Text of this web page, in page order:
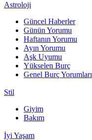
Astroloji
Güncel Haberler
Günün Yorumu
Haftanın Yorumu
Ayın Yorumu
Aşk Uyumu
Yükselen Burç
Genel Burç Yorumları
Stil
Giyim
Bakım
İyi Yaşam